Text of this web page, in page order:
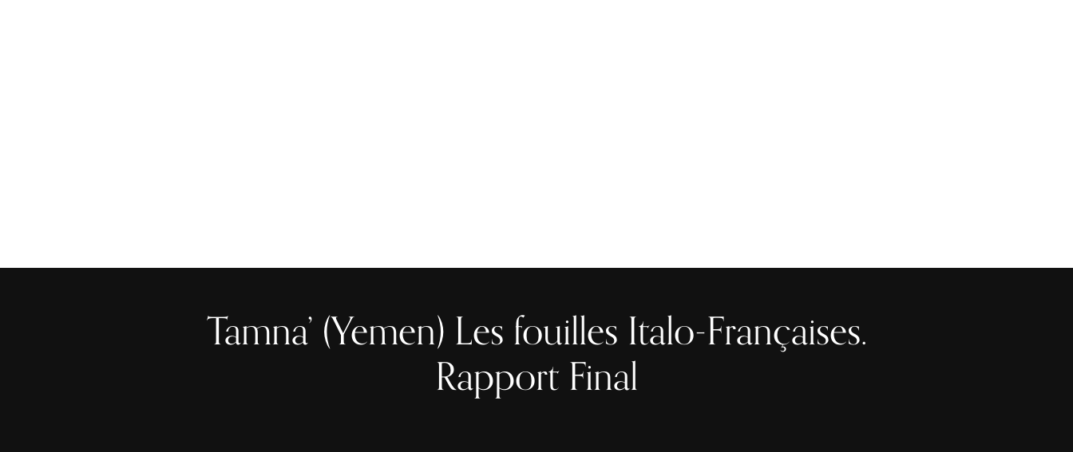
Tamna’ (Yemen) Les fouilles Italo-Françaises.
Rapport Final